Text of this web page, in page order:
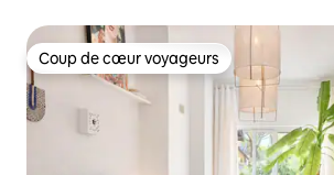
Coup de cœur voyageurs
Coup de cœur voyageurs